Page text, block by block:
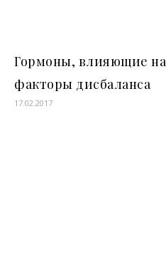
Гормоны, влияющие
факторы дисбаланса
17.02.2017